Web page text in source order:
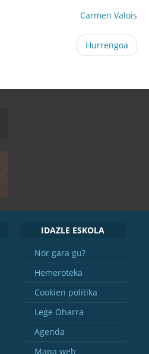
Carmen Valois
Hurrengoa
IDAZLE ESKOLA
Nor gara gu?
Hemeroteka
Cookien politika
Lege Oharra
Agenda
Mapa web